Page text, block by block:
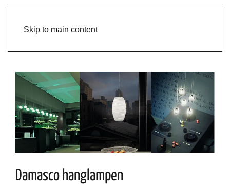
Skip to main content
Damasco hanglampen